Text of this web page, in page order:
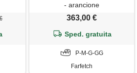
- arancione
363,00 €
Sped. gratuita
P-M-G-GG
Farfetch